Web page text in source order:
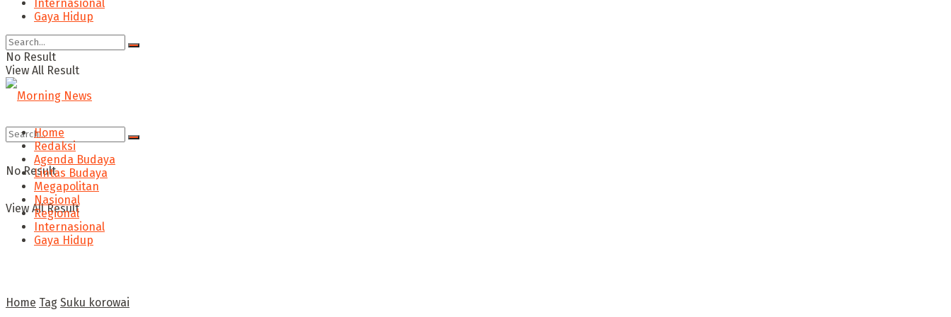
Internasional
Gaya Hidup
No Result
View All Result
No Result
View All Result
Home
Redaksi
Agenda Budaya
Lintas Budaya
Megapolitan
Nasional
Regional
Internasional
Gaya Hidup
Home Tag Suku korowai